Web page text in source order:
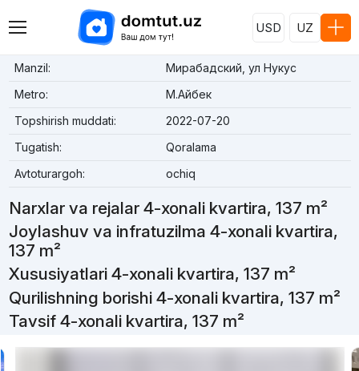
USD UZ
Manzil:
Мирабадский, ул Нукус
Metro:
М.Айбек
Topshirish muddati:
2022-07-20
Tugatish:
Qoralama
Avtoturargoh:
ochiq
Narxlar va rejalar 4-xonali kvartira, 137 m²
Joylashuv va infratuzilma 4-xonali kvartira,
137 m²
Xususiyatlari 4-xonali kvartira, 137 m²
Qurilishning borishi 4-xonali kvartira, 137 m²
Tavsif 4-xonali kvartira, 137 m²